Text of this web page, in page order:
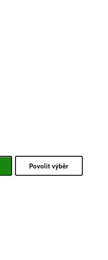
Povolit výběr